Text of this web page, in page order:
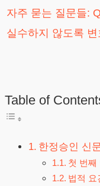
자주 묻는 질문들:
실수하지 않도록
Table of
한정승인 신
첫 번째
법적 요